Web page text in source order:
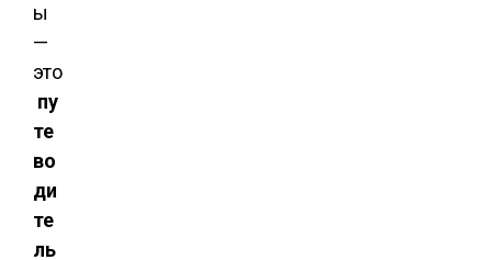
ы
—
это
пу
те
во
ди
те
ль